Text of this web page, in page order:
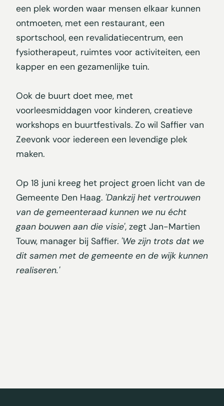
een plek worden waar mensen elkaar kunnen
ontmoeten, met een restaurant, een
sportschool, een revalidatiecentrum, een
fysiotherapeut, ruimtes voor activiteiten, een
kapper en een gezamenlijke tuin.
Ook de buurt doet mee, met
voorleesmiddagen voor kinderen, creatieve
workshops en buurtfestivals. Zo wil Saffier van
Zeevonk voor iedereen een levendige plek
maken.
Op 18 juni kreeg het project groen licht van de
Gemeente Den Haag. 'Dankzij het vertrouwen
van de gemeenteraad kunnen we nu écht
gaan bouwen aan die visie', zegt Jan-Martien
Touw, manager bij Saffier. 'We zijn trots dat we
dit samen met de gemeente en de wijk kunnen
realiseren.'